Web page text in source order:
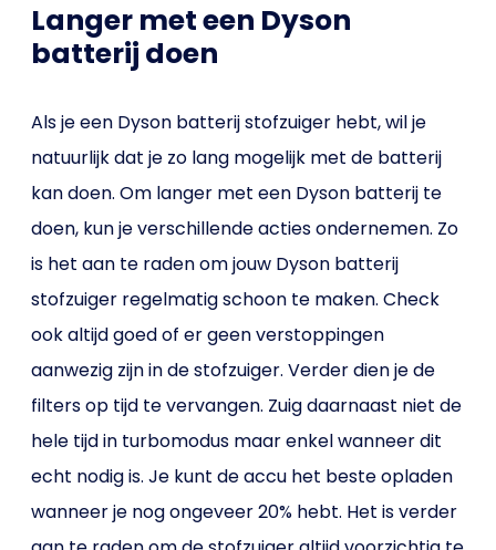
Langer met een Dyson
batterij doen
Als je een Dyson batterij stofzuiger hebt, wil je
natuurlijk dat je zo lang mogelijk met de batterij
kan doen. Om langer met een Dyson batterij te
doen, kun je verschillende acties ondernemen. Zo
is het aan te raden om jouw Dyson batterij
stofzuiger regelmatig schoon te maken. Check
ook altijd goed of er geen verstoppingen
aanwezig zijn in de stofzuiger. Verder dien je de
filters op tijd te vervangen. Zuig daarnaast niet de
hele tijd in turbomodus maar enkel wanneer dit
echt nodig is. Je kunt de accu het beste opladen
wanneer je nog ongeveer 20% hebt. Het is verder